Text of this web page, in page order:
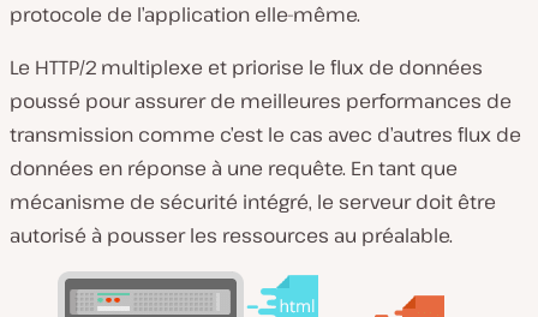
protocole de l’application elle-même.
Le HTTP/2 multiplexe et priorise le flux de données
poussé pour assurer de meilleures performances de
transmission comme c’est le cas avec d’autres flux de
données en réponse à une requête. En tant que
mécanisme de sécurité intégré, le serveur doit être
autorisé à pousser les ressources au préalable.